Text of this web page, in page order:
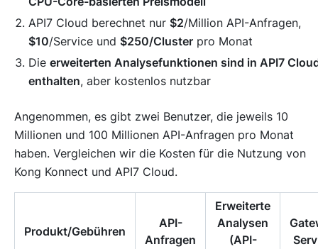
API7 Cloud berechnet nur $2/Million API-Anfragen,
$10/Service und $250/Cluster pro Monat
Die erweiterten Analysefunktionen sind in API7
enthalten, aber kostenlos nutzbar
Angenommen, es gibt zwei Benutzer, die jeweils 10
Millionen und 100 Millionen API-Anfragen pro Monat
haben. Vergleichen wir die Kosten für die Nutzung von
Kong Konnect und API7 Cloud.
Produkt/Gebühren
API-
Anfragen
Erweiterte
Analysen
(API-